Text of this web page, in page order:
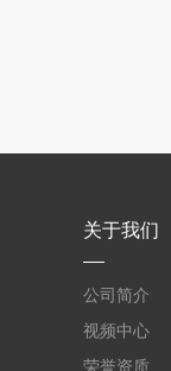
关于我们
公司简介
视频中心
荣誉资质